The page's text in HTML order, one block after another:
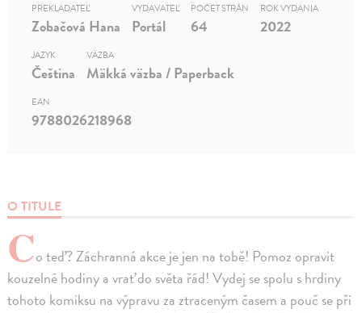
O TITULE
Co teď? Záchranná akce je jen na tobě! Pomoz opravit
kouzelné hodiny a vrať do světa řád! Vydej se spolu s hrdiny
tohoto komiksu na výpravu za ztraceným časem a pouč se při
PREKLADATEĽ
Zobačová Hana
VYDAVATEĽ
Portál
POČET STRÁN
64
ROK VYDANIA
2022
JAZYK
Čeština
VÄZBA
Mäkká väzba / Paperback
EAN
9788026218968